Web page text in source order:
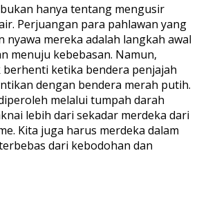
hanya tentang mengusir
Perjuangan para pahlawan yang
mereka adalah langkah awal
menuju kebebasan. Namun,
ketika bendera penjajah
dengan bendera merah putih.
melalui tumpah darah
lebih dari sekadar merdeka dari
Kita juga harus merdeka dalam
dari kebodohan dan